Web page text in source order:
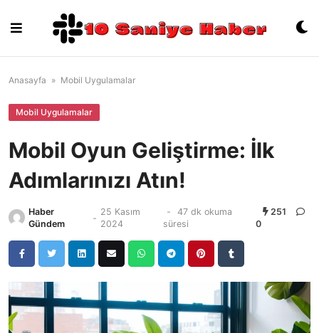
content
Anasayfa » Mobil Uygulamalar
Mobil Uygulamalar
Mobil Oyun Geliştirme: İlk
Adımlarınızı Atın!
Haber
Gündem
-
25 Kasım
2024
-
47 dk okuma
süresi
251
0